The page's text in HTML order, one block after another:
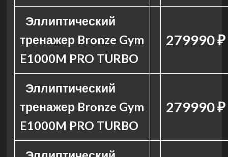
Эллиптический
тренажер Bronze Gym
E1000M PRO TURBO
279990 ₽
Эллиптический
тренажер Bronze Gym
E1000M PRO TURBO
279990 ₽